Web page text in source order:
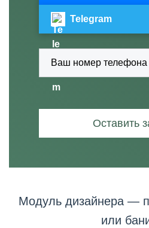
Telegram
Оставить
Модуль дизайнера —
или